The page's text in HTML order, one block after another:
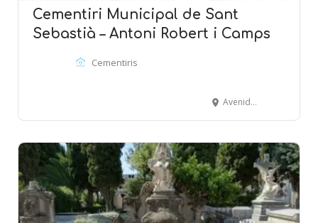
Cementiri Municipal de Sant
Sebastià – Antoni Robert i Camps
Cementiris
Avenida Balmins - SITGES